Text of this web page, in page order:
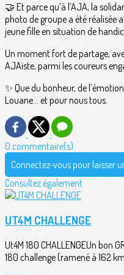
🤝 Et parce qu’à l’AJA, la
photo de groupe a été réalisée
jeune fille en situation de
Un moment fort de partage,
AJAïste, parmi les coureurs
✨ Que du bonheur, de
Louane… et pour nous tous.
0 commentaire(s)
Connectez-vous pour laisser
Consultez également
UT4M CHALLENGE
Ut4M 180 CHALLENGEUn bon
180 challenge (ramené à 162 km